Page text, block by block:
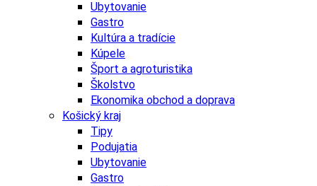
Ubytovanie
Gastro
Kultúra a tradície
Kúpele
Šport a agroturistika
Školstvo
Ekonomika obchod a doprava
Košický kraj
Tipy
Podujatia
Ubytovanie
Gastro